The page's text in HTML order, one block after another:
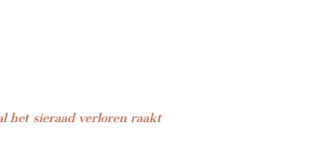
het sieraad verloren raakt